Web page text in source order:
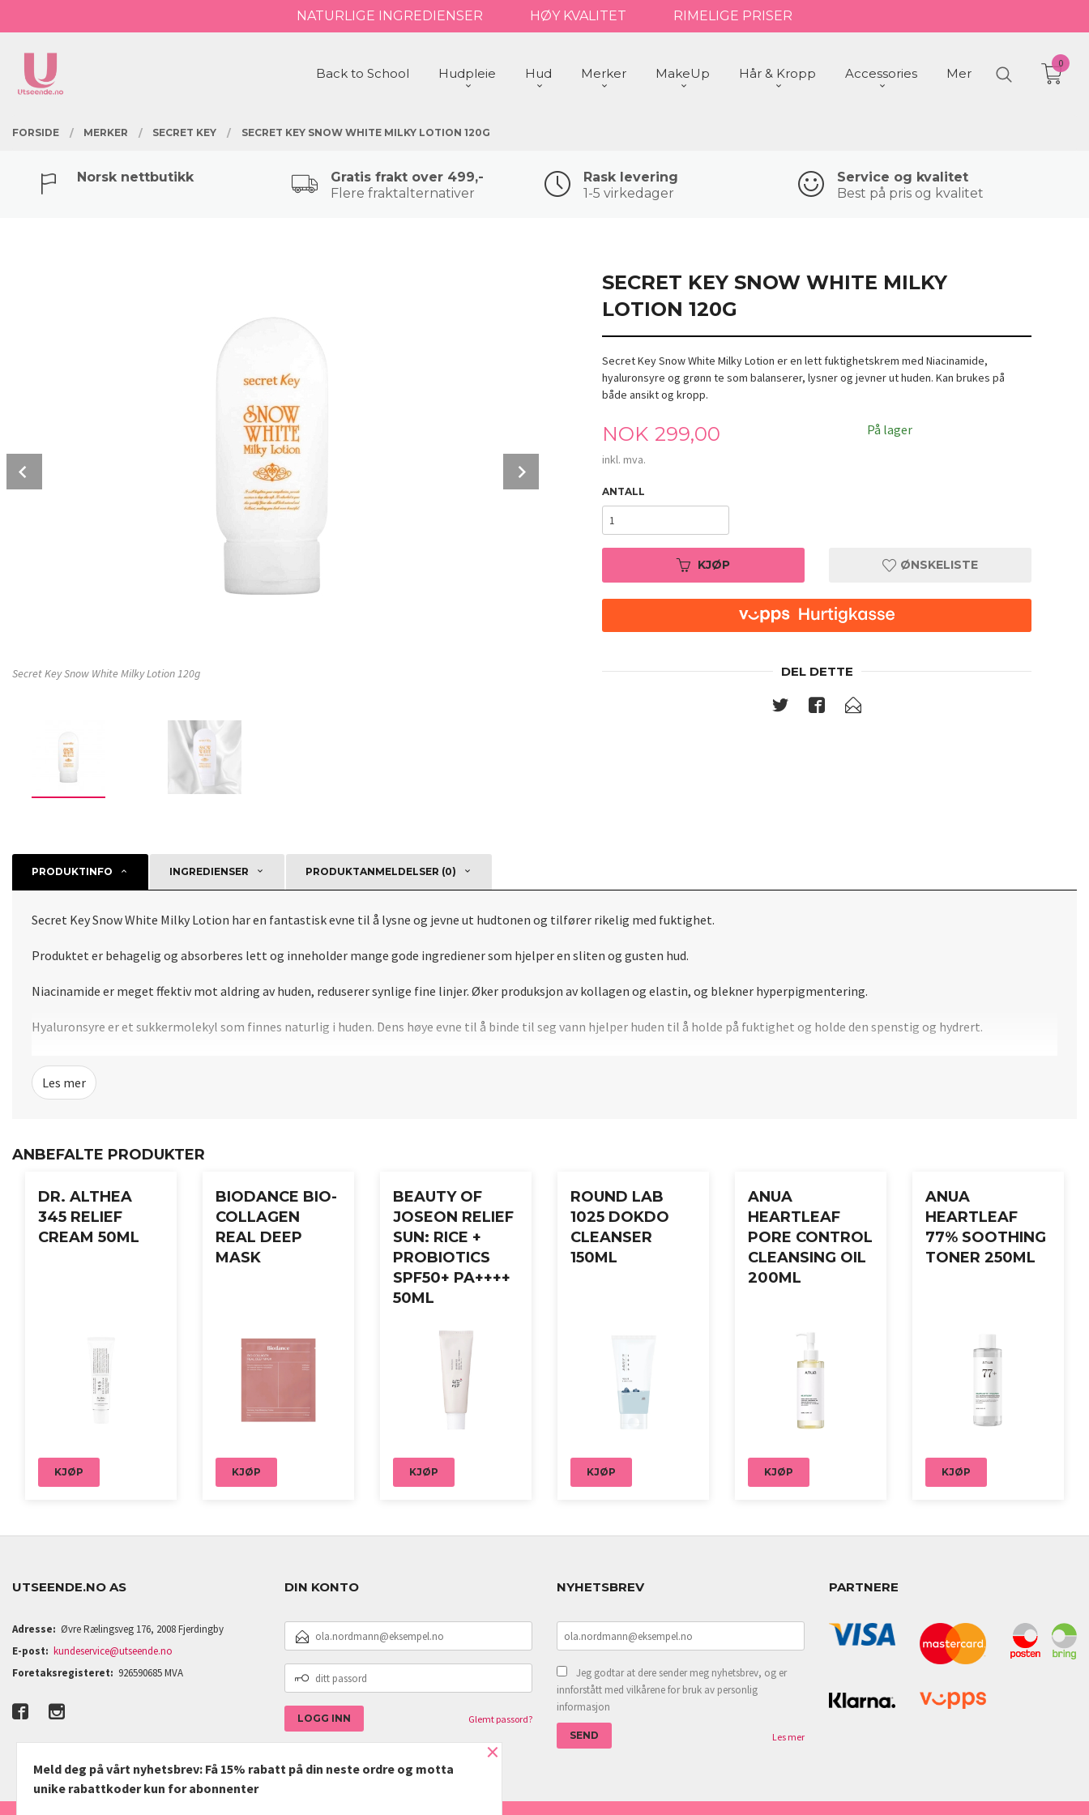
til
NATURLIGE INGREDIENSER HØY KVALITET RIMELIGE PRISER
PRODUKTER
Back to School Hudpleie Hud Merker MakeUp Hår & Kropp Accessories Mer
0
FORSIDE MERKER SECRET KEY SECRET KEY SNOW WHITE MILKY LOTION 120G
Norsk nettbutikk
Gratis frakt over 499,-
Flere fraktalternativer
Rask levering
1-5 virkedager
Service og kvalitet
Best på pris og kvalitet
Secret Key Snow White Milky Lotion 120g Secret Key Snow White Milky Lotion 120g
SECRET KEY SNOW WHITE MILKY
LOTION 120G
Secret Key Snow White Milky Lotion er en lett fuktighetskrem med Niacinamide,
hyaluronsyre og grønn te som balanserer, lysner og jevner ut huden. Kan brukes på
både ansikt og kropp.
Pris
NOK 299,00
inkl. mva.
På lager
ANTALL
KJØP ØNSKELISTE
DEL DETTE
PRODUKTINFO INGREDIENSER PRODUKTANMELDELSER (0)
Secret Key Snow White Milky Lotion har en fantastisk evne til å lysne og jevne ut hudtonen og tilfører rikelig med fuktighet.
Produktet er behagelig og absorberes lett og inneholder mange gode ingrediener som hjelper en sliten og gusten hud.
Niacinamide er meget ffektiv mot aldring av huden, reduserer synlige fine linjer. Øker produksjon av kollagen og elastin, og blekner hyperpigmentering.
Hyaluronsyre er et sukkermolekyl som finnes naturlig i huden. Dens høye evne til å binde til seg vann hjelper huden til å holde på fuktighet og holde den spenstig og hydrert.
Aloe Barbadensis Leaf extrakt eller aloe vera ekstrakt har en fantastisk evne til å berolige huden samt kjøle ned og dempe rødhet og irritasjoner.
Grønn te er rik på antioksidanter, bl.a. vitamin C. Den er kjent for å reparerer hudcellene samtidig som det beskytter huden mot ytre påkjenninger og stress.
evt før solkrem ved morgenrutine
Les mer
ANBEFALTE PRODUKTER
DR. ALTHEA
345 RELIEF
CREAM 50ML
KJØP
BIODANCE BIO-
COLLAGEN
REAL DEEP
MASK
KJØP
BEAUTY OF
JOSEON RELIEF
SUN: RICE +
PROBIOTICS
SPF50+ PA++++
50ML
KJØP
ROUND LAB
1025 DOKDO
CLEANSER
150ML
KJØP
ANUA
HEARTLEAF
PORE CONTROL
CLEANSING OIL
200ML
KJØP
ANUA
HEARTLEAF
77% SOOTHING
TONER 250ML
KJØP
UTSEENDE.NO AS
Adresse: Øvre Rælingsveg 176, 2008 Fjerdingby
E-post: kundeservice@utseende.no
Foretaksregisteret: 926590685 MVA
DIN KONTO
POSTADRESSE
PASSORD
Glemt passord?
NYHETSBREV
Jeg godtar at dere sender meg nyhetsbrev, og er
innforstått med vilkårene for bruk av personlig
informasjon
Les mer
PARTNERE
×
Meld deg på vårt nyhetsbrev: Få 15% rabatt på din neste ordre og motta
unike rabattkoder kun for abonnenter